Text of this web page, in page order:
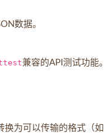
数据。
兼容的API测试功能。
换为可以传输的格式（如